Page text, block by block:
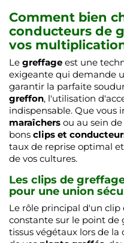
Comment bien
conducteurs de
vos
Le greffage est une
exigeante qui demande
garantir la parfaite
greffon, l'utilisation
indispensable. Que vous
maraîchers ou au sein
bons clips et
taux de reprise optimal
de vos cultures.
Les clips de
pour une union
Le rôle principal d'un
constante sur le point de
tissus végétaux lors de